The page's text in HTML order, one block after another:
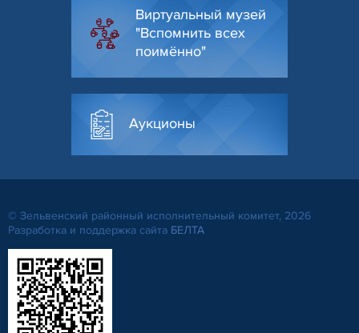
Виртуальный музей
"Вспомнить всех
поимённо"
Аукционы
© Зельвенский районный исполнительный комитет, 2026
Разработка и поддержка сайта БЕЛТА